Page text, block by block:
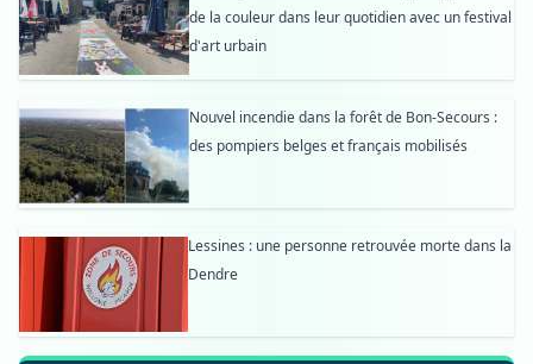
de la couleur dans leur quotidien avec un festival
d'art urbain
Nouvel incendie dans la forêt de Bon-Secours :
des pompiers belges et français mobilisés
Lessines : une personne retrouvée morte dans la
Dendre